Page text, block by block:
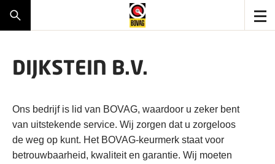
DIJKSTEIN B.V.
Ons bedrijf is lid van BOVAG, waardoor u zeker bent
van uitstekende service. Wij zorgen dat u zorgeloos
de weg op kunt. Het BOVAG-keurmerk staat voor
betrouwbaarheid, kwaliteit en garantie. Wij moeten